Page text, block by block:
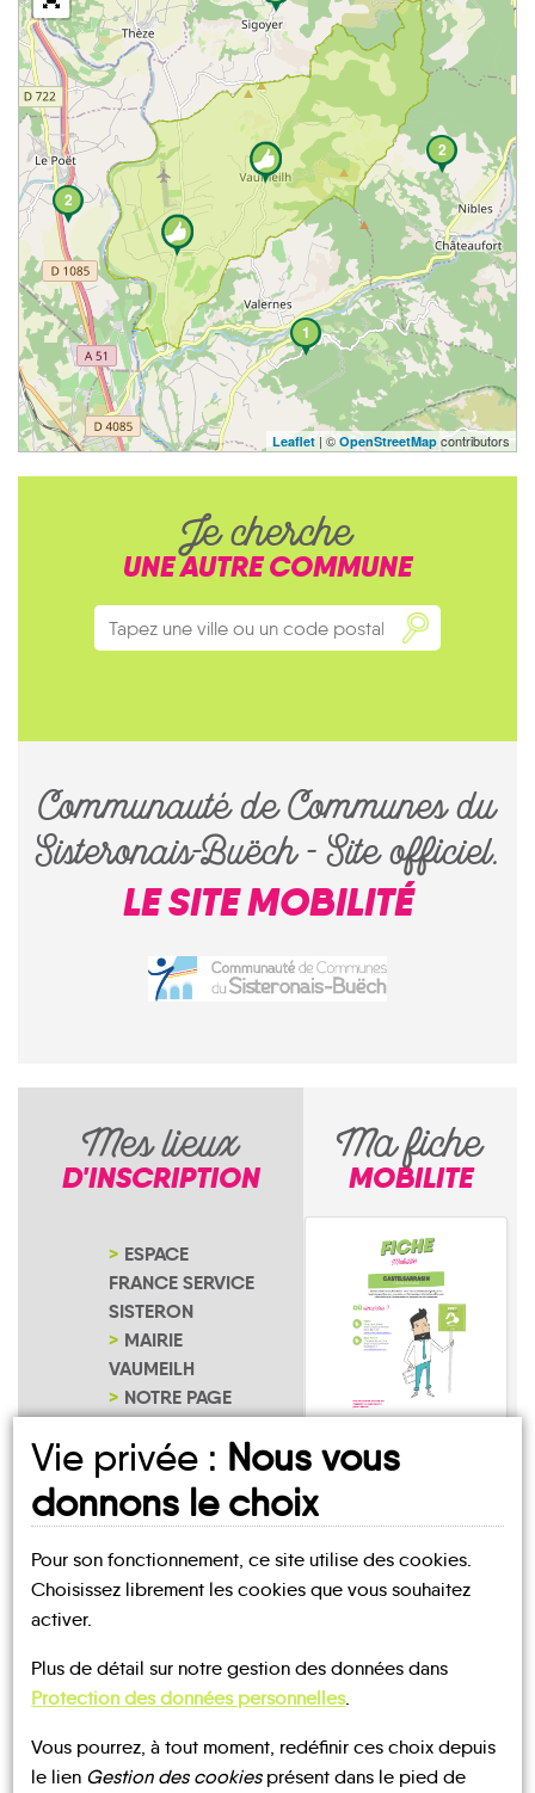
2
1
2
Leaflet | © OpenStreetMapcontributors
Je cherche
UNE AUTRE COMMUNE
Communauté de Communes du
Sisteronais-Buëch - Site officiel.
LE SITE MOBILITÉ
Mes lieux
D'INSCRIPTION
ESPACE
FRANCE SERVICE
SISTERON
MAIRIE
VAUMEILH
NOTRE PAGE
Ma fiche
MOBILITE
Vaumeilh
UN AVIS, UN TÉMOIGNAGE
À PARTAGER ?
Vie privée : Nous vous
donnons le choix
Pour son fonctionnement, ce site utilise des cookies.
Choisissez librement les cookies que vous souhaitez
activer.
Plus de détail sur notre gestion des données dans
Protection des données personnelles.
Vous pourrez, à tout moment, redéfinir ces choix depuis
le lien Gestion des cookiesprésent dans le pied de